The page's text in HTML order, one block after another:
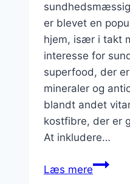
er blevet en
hjem, især i takt
interesse for
superfood, der
mineraler og
blandt andet
kostfibre, der er
At inkludere…
Læs mere